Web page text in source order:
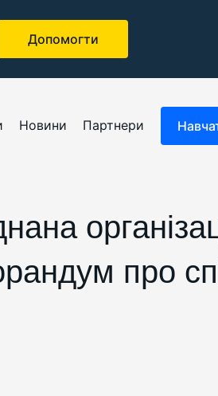
Допомогти
Новини Партнери
про